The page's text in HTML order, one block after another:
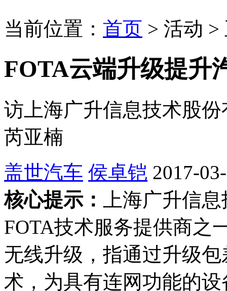
当前位置： 首页 > 活动 >
FOTA云端升级提升
访上海广升信息技术股
芮亚楠
盖世汽车 侯卓铠 2017-
核心提示：
上海广升信
FOTA技术服务提供商之
无线升级，指通过升级
术，为具有连网功能的